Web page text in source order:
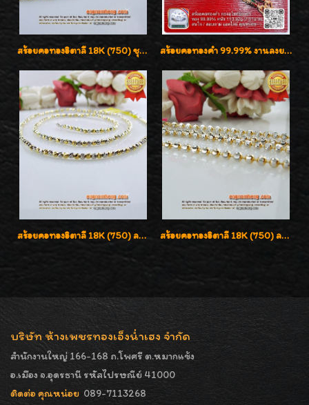
สร้อยคอทองอิตาลี 18K (750) ชุบ 3 สี แกะลายสวยรุ่นใหม่ ลายละเอียดเงาวิบวับค่ะ สร้อยคอทองคำ 99.99% งานลงยาสุโขทัยแท้ งานช่างทองโบราณ หรูหรา น่าสะสมค่ะ
สร้อยคอทองอิตาลี 18K (750) ลายสวยตัดเหลี่ยมคมชัด ใส่สวยน่ารักค่ะ สร้อยคอทองอิตาลี 18K (750) ลายยินตันแกะมูนคัดสวย ลายนี้เงามากๆค่ะ ใส่ทนแข็งแรง
บริษัท ห้างเพชรทองเอ็งน่ำเฮง จำกัด
สำนักงานใหญ่ 166-168 ถ.โพศรี ต.หมากแข้ง
อ.เมือง จ.อุดรธานี รหัสไปรษณีย์ 41000
ติดต่อ คุณหน่อย 089-7113268